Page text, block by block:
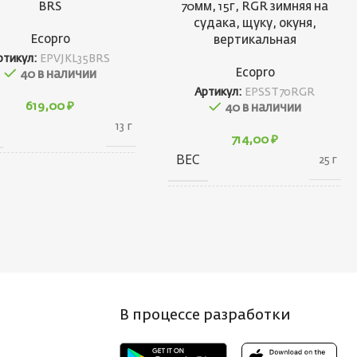
BRS
Ecopro
EPVJKL35BRS
40 в наличии
619,00₽
13 г
BRS
70мм, 15г, RGR зимняя на
судака, щуку, окуня,
вертикальная
Ecopro
Артикул: EPSST70RGR
40 в наличии
714,00₽
ВЕС 25 г
ВЕС ПРИМАНКИ
В процессе разработки